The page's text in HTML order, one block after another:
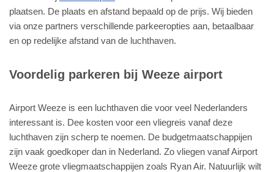
plaatsen. De plaats en afstand bepaald op de prijs. Wij bieden
via onze partners verschillende parkeeropties aan, betaalbaar
en op redelijke afstand van de luchthaven.
Voordelig parkeren bij Weeze airport
Airport Weeze is een luchthaven die voor veel Nederlanders
interessant is. Dee kosten voor een vliegreis vanaf deze
luchthaven zijn scherp te noemen. De budgetmaatschappijen
zijn vaak goedkoper dan in Nederland. Zo vliegen vanaf Airport
Weeze grote vliegmaatschappijen zoals Ryan Air. Natuurlijk wilt